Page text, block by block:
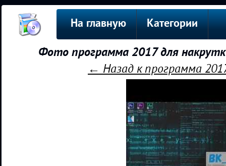
На главную Категории
Фото программа 2017 для
← Назад к программа